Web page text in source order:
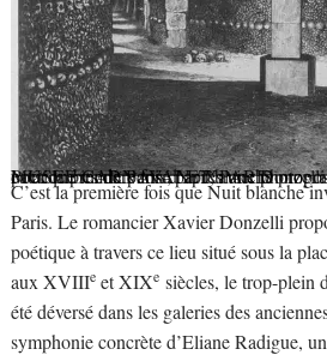
Pour la première fois, Nuit blanche propose un parcours sonore poétique inédit pensé par Xavier Donzelli – ici, l’ossuaire
MUSEE CARNAVALET, PARIS
C’est la première fois que Nuit blanche
Paris. Le romancier Xavier Donzelli
poétique à travers ce lieu situé sous la
aux XVIIIeet XIXesiècles, le trop-plein
été déversé dans les galeries des
symphonie concrète d’Eliane Radigue,